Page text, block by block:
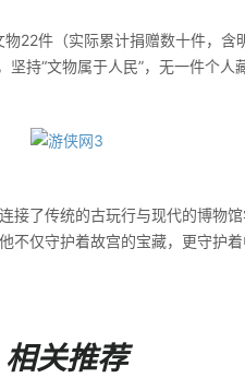
件（实际累计捐赠数十件，含
持“文物属于人民”，无一件个人
了传统的古玩行与现代的博物馆
仅守护着故宫的宝藏，更守护着
相关推荐